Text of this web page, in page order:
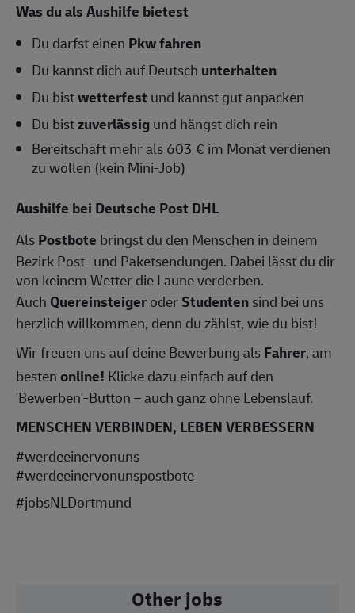
Was du als Aushilfe bietest
Du darfst einen Pkw fahren
Du kannst dich auf Deutsch unterhalten
Du bistwetterfest und kannst gut anpacken
Du bistzuverlässigund hängst dich rein
Bereitschaft mehr als 603 € im Monat verdienen
zu wollen (kein Mini-Job)
Aushilfe bei Deutsche Post DHL
AlsPostbote bringst du den Menschen in deinem
Bezirk Post- und Paketsendungen. Dabei lässt du dir
von keinem Wetter die Laune verderben.
Auch QuereinsteigeroderStudentensind bei uns
herzlich willkommen, denn du zählst, wie du bist!
Wir freuen uns auf deine Bewerbung alsFahrer, am
bestenonline! Klicke dazu einfach auf den
'Bewerben'-Button – auch ganz ohne Lebenslauf.
MENSCHEN VERBINDEN, LEBEN VERBESSERN
#werdeeinervonuns
#werdeeinervonunspostbote
#jobsNLDortmund
Other jobs